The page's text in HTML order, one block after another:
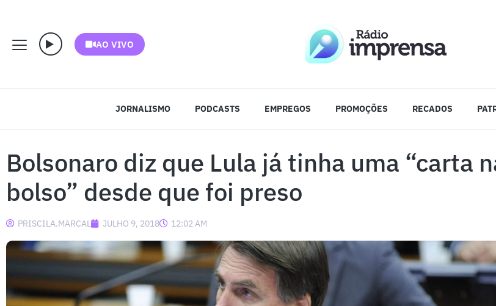
AO VIVO
JORNALISMO PODCASTS EMPREGOS PROMOÇÕES RECADOS
Bolsonaro diz que Lula já tinha uma “carta
bolso” desde que foi preso
PRISCILA.MARCAL JULHO 9, 2018 12:02 AM